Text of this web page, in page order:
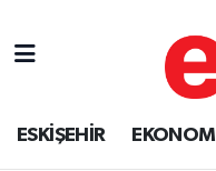
ESKİŞEHİR EKONOMİ